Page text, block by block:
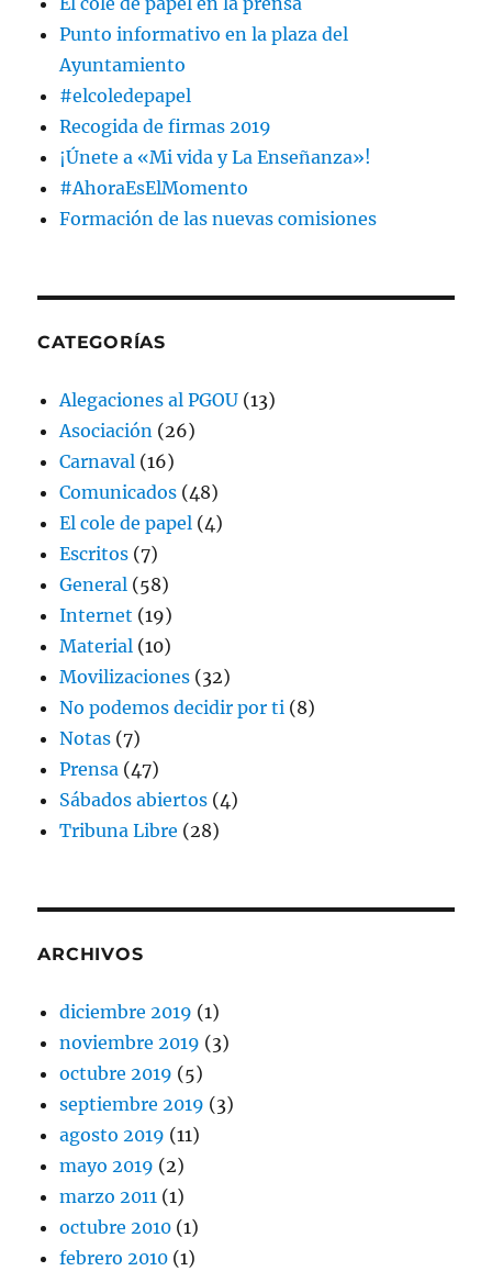
Punto informativo en la plaza del
Ayuntamiento
#elcoledepapel
Recogida de firmas 2019
¡Únete a «Mi vida y La Enseñanza»!
#AhoraEsElMomento
Formación de las nuevas comisiones
CATEGORÍAS
Alegaciones al PGOU (13)
Asociación (26)
Carnaval (16)
Comunicados (48)
El cole de papel (4)
Escritos (7)
General (58)
Internet (19)
Material (10)
Movilizaciones (32)
No podemos decidir por ti (8)
Notas (7)
Prensa (47)
Sábados abiertos (4)
Tribuna Libre (28)
ARCHIVOS
diciembre 2019 (1)
noviembre 2019 (3)
octubre 2019 (5)
septiembre 2019 (3)
agosto 2019 (11)
mayo 2019 (2)
marzo 2011 (1)
octubre 2010 (1)
febrero 2010 (1)